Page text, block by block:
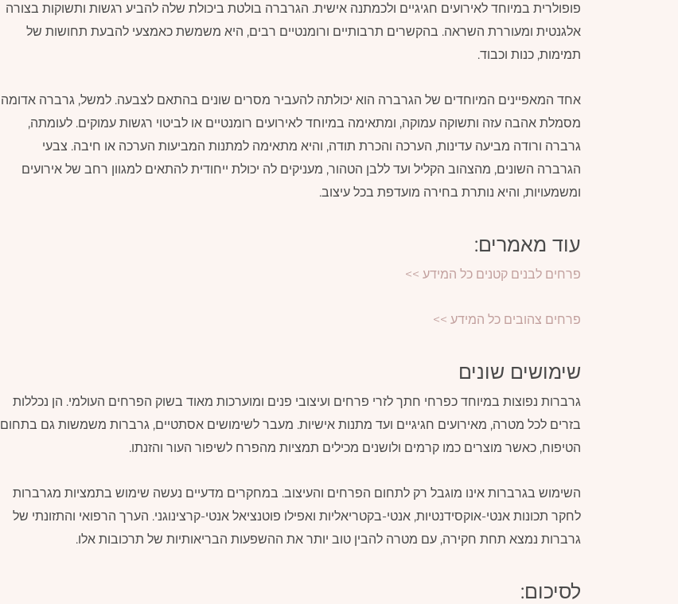
פופולרית במיוחד לאירועים חגיגיים ולכמתנה אישית. הגרברה בולטת ביכולת שלה להביע רגשות ותשוקות בצורה
אלגנטית ומעוררת השראה. בהקשרים תרבותיים ורומנטיים רבים, היא משמשת כאמצעי להבעת תחושות של
תמימות, כנות וכבוד.
אחד המאפיינים המיוחדים של הגרברה הוא יכולתה להעביר מסרים שונים בהתאם לצבעה. למשל, גרברה אדומה
מסמלת אהבה עזה ותשוקה עמוקה, ומתאימה במיוחד לאירועים רומנטיים או לביטוי רגשות עמוקים. לעומתה,
גרברה ורודה מביעה עדינות, הערכה והכרת תודה, והיא מתאימה למתנות המביעות הערכה או חיבה. צבעי
הגרברה השונים, מהצהוב הקליל ועד ללבן הטהור, מעניקים לה יכולת ייחודית להתאים למגוון רחב של אירועים
ומשמעויות, והיא נותרת בחירה מועדפת בכל עיצוב.
עוד מאמרים:
פרחים לבנים קטנים כל המידע >>
פרחים צהובים כל המידע >>
שימושים שונים
גרברות נפוצות במיוחד כפרחי חתך לזרי פרחים ועיצובי פנים ומוערכות מאוד בשוק הפרחים העולמי. הן נכללות
בזרים לכל מטרה, מאירועים חגיגיים ועד מתנות אישיות. מעבר לשימושים אסתטיים, גרברות משמשות גם בתחום
הטיפוח, כאשר מוצרים כמו קרמים ולושנים מכילים תמציות מהפרח לשיפור העור והזנתו.
השימוש בגרברות אינו מוגבל רק לתחום הפרחים והעיצוב. במחקרים מדעיים נעשה שימוש בתמציות מגרברות
לחקר תכונות אנטי-אוקסידנטיות, אנטי-בקטריאליות ואפילו פוטנציאל אנטי-קרצינוגני. הערך הרפואי והתזונתי של
גרברות נמצא תחת חקירה, עם מטרה להבין טוב יותר את ההשפעות הבריאותיות של תרכובות אלו.
לסיכום: